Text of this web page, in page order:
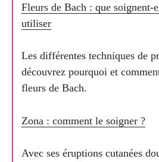
Fleurs de Bach : que soignent-
utiliser
Les différentes techniques de
découvrez pourquoi et
fleurs de Bach.
Zona : comment le soigner ?
Avec ses éruptions cutanées